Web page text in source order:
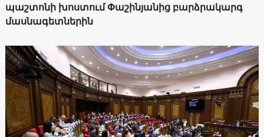
պաշտոնի խոստում Փաշինյանից բարձրակարգ
մասնագետներին